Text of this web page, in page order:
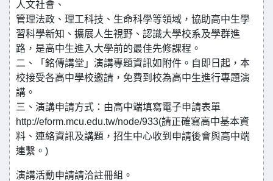
人文社會、
管理法政、理工科技、生命科學等領域，協助高中生學
習科學新知、擴展人生視野、認識大學校系及學群進
路，是高中生進入大學前的最佳先修課程。
二、「銘傳講堂」演講專題資訊如附件。自即日起，本
校接受各高中學校邀請，免費到校為高中生進行專題演
講。
三、演講申請方式：由高中端填寫電子申請表單
http://eform.mcu.edu.tw/node/933(請正確寫高中基本資
料、連絡資訊及講題，招生中心收到申請後會與高中端
連繫。)
演講活動申請請洽註冊組。